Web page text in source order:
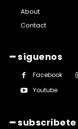
About
Contact
━ síguenos
Facebook
Youtube
━ subscribete